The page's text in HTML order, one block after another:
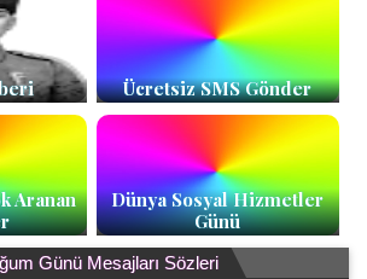
Ücretsiz SMS Gönder
Aranan
Dünya Sosyal Hizmetler
Günü
Günü Mesajları Sözleri